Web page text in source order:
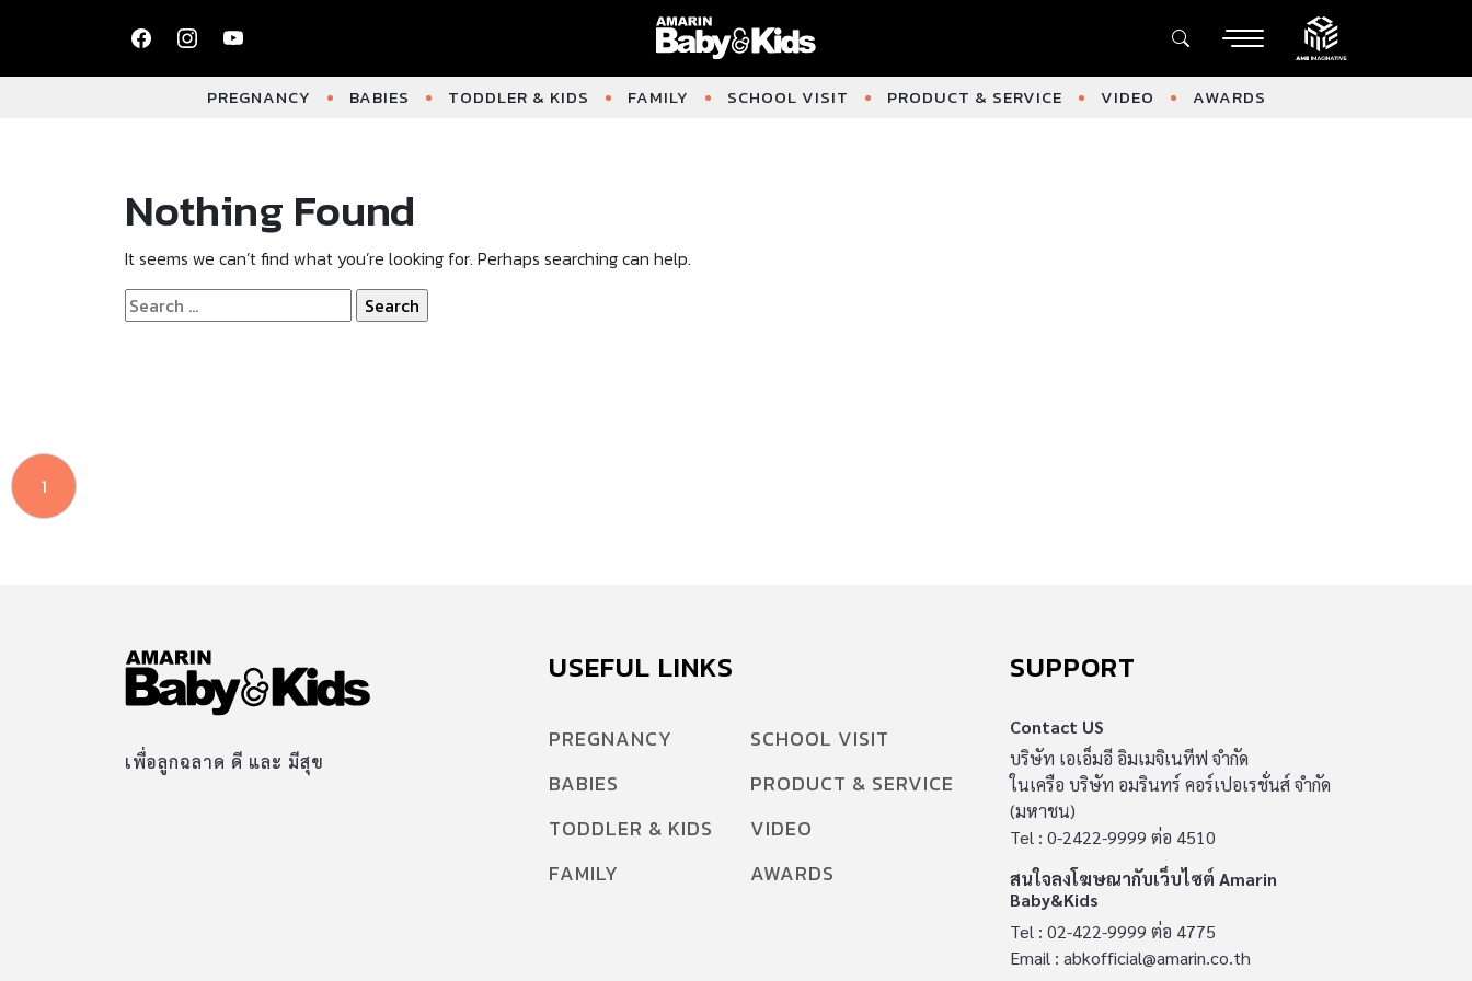
PREGNANCY BABIES TODDLER & KIDS FAMILY SCHOOL VISIT PRODUCT & SERVICE VIDEO AWARDS
Nothing Found
It seems we can’t find what you’re looking for. Perhaps searching can help.
Search
for:
1
เพื่อลูกฉลาด ดี และ มีสุข
USEFUL LINKS
PREGNANCY
BABIES
TODDLER & KIDS
FAMILY
SCHOOL VISIT
PRODUCT & SERVICE
VIDEO
AWARDS
SUPPORT
Contact US
บริษัท เอเอ็มอี อิมเมจิเนทีฟ จำกัด
ในเครือ บริษัท อมรินทร์ คอร์เปอเรชั่นส์ จำกัด
(มหาชน)
Tel : 0-2422-9999 ต่อ 4510
สนใจลงโฆษณากับเว็บไซต์ Amarin
Baby&Kids
Tel : 02-422-9999 ต่อ 4775
Email : abkofficial@amarin.co.th